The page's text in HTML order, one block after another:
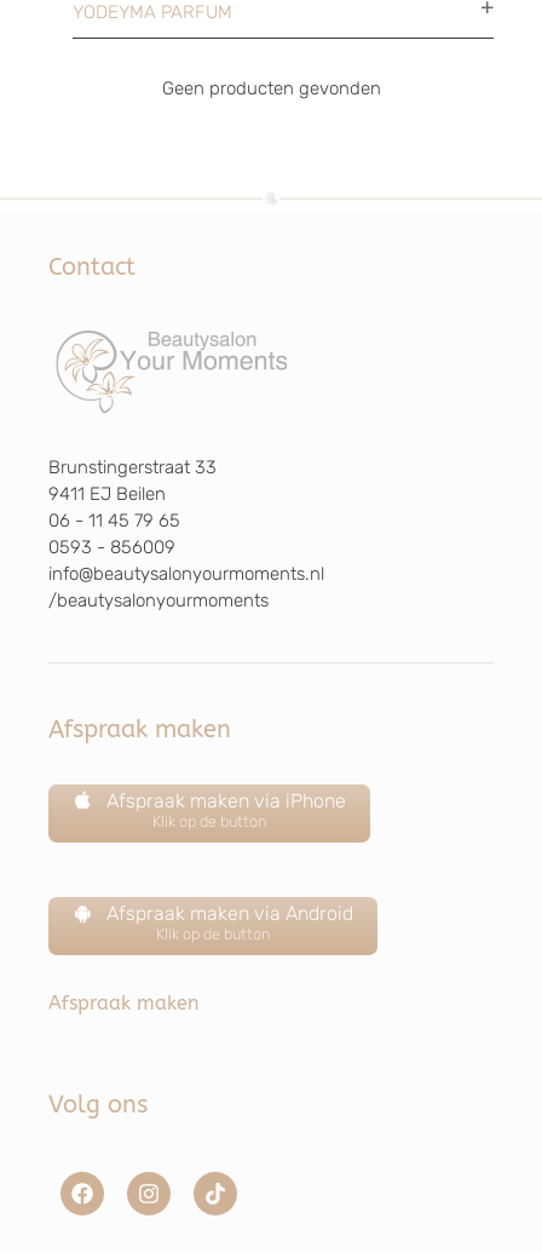
YODEYMA PARFUM
Geen producten gevonden
Contact
Brunstingerstraat 33
9411 EJ Beilen
06 - 11 45 79 65
0593 - 856009
info@beautysalonyourmoments.nl
/beautysalonyourmoments
Afspraak maken
Afspraak maken via iPhone
Klik op de button
Afspraak maken via Android
Klik op de button
Afspraak maken
Volg ons